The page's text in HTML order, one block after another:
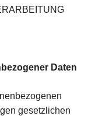
Daten
gesetzlichen